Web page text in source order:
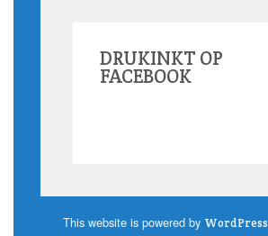
DRUKINKT OP
FACEBOOK
This website is powered by WordPress